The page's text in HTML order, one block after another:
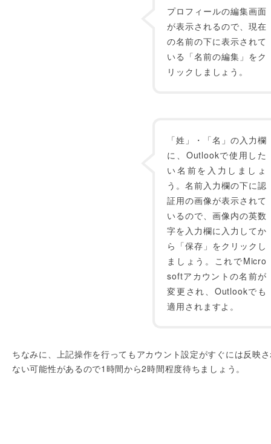
プロフィールの編集画面
が表示されるので、現在
の名前の下に表示されて
いる「名前の編集」をク
リックしましょう。
「姓」・「名」の入力欄
に、Outlookで使用した
い名前を入力しましょ
う。名前入力欄の下に認
証用の画像が表示されて
いるので、画像内の英数
字を入力欄に入力してか
ら「保存」をクリックし
ましょう。これでMicro
softアカウントの名前が
変更され、Outlookでも
適用されますよ。
ちなみに、上記操作を行ってもアカウント設定がすぐには反映
ない可能性があるので1時間から2時間程度待ちましょう。